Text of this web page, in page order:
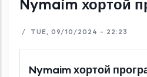
Nymaim хортой
/ TUE, 09/10/2024 - 22:23
Nymaim хортой